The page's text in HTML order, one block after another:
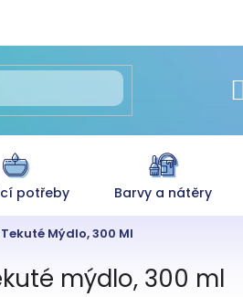
potřeby Barvy a nátěry
Mýdlo, 300 Ml
mýdlo, 300 ml